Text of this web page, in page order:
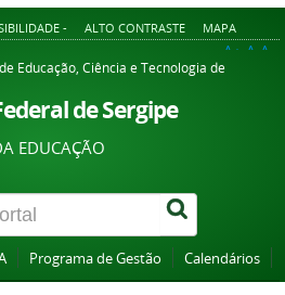
- ALTO CONTRASTE MAPA
A+ A A-
Educação, Ciência e Tecnologia de
de Sergipe
EDUCAÇÃO
Programa de Gestão Calendários